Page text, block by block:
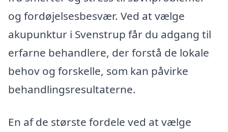
og fordøjelsesbesvær. Ved at vælge
akupunktur i Svenstrup får du adgang til
erfarne behandlere, der forstå de lokale
behov og forskelle, som kan påvirke
behandlingsresultaterne.
En af de største fordele ved at vælge